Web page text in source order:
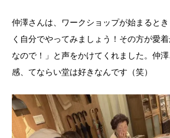
仲澤さんは、ワークショップが始まると
く自分でやってみましょう！その方が愛
なので！」と声をかけてくれました。仲
感、てならい堂は好きなんです（笑）